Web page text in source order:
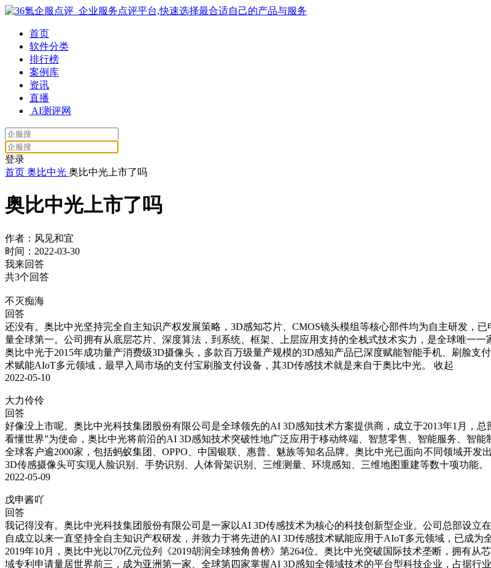
首页
软件分类
排行榜
案例库
资讯
直播
AI测评网
登录
首页 奥比中光 奥比中光上市了吗
奥比中光上市了吗
作者：风见和宜
时间：2022-03-30
我来回答
共3个回答
不灭痴海
回答
还没有。奥比中光坚持完全自主知识产权发展策略，3D感知芯片、CMOS镜头模组等核心部件均为自主研发，
量全球第一。公司拥有从底层芯片、深度算法，到系统、框架、上层应用支持的全栈式技术实力，是全球唯一一
奥比中光于2015年成功量产消费级3D摄像头，多款百万级量产规模的3D感知产品已深度赋能智能手机、刷脸
术赋能AIoT多元领域，最早入局市场的支付宝刷脸支付设备，其3D传感技术就是来自于奥比中光。
收起
2022-05-10
大力伶伶
回答
好像没上市呢。奥比中光科技集团股份有限公司是全球领先的AI 3D感知技术方案提供商，成立于2013年1月，
看懂世界”为使命，奥比中光将前沿的AI 3D感知技术突破性地广泛应用于移动终端、智慧零售、智能服务、智
全球客户逾2000家，包括蚂蚁集团、OPPO、中国银联、惠普、魅族等知名品牌。奥比中光已面向不同领域开发
3D传感摄像头可实现人脸识别、手势识别、人体骨架识别、三维测量、环境感知、三维地图重建等数十项功能。
2022-05-09
戊申酱吖
回答
我记得没有。奥比中光科技集团股份有限公司是一家以AI 3D传感技术为核心的科技创新型企业。公司总部设立
自成立以来一直坚持全自主知识产权研发，并致力于将先进的AI 3D传感技术赋能应用于AIoT多元领域，已成为
2019年10月，奥比中光以70亿元位列《2019胡润全球独角兽榜》第264位。奥比中光突破国际技术垄断，拥有
域专利申请量居世界前三，成为亚洲第一家、全球第四家掌握AI 3D感知全领域技术的平台型科技企业，占据行业